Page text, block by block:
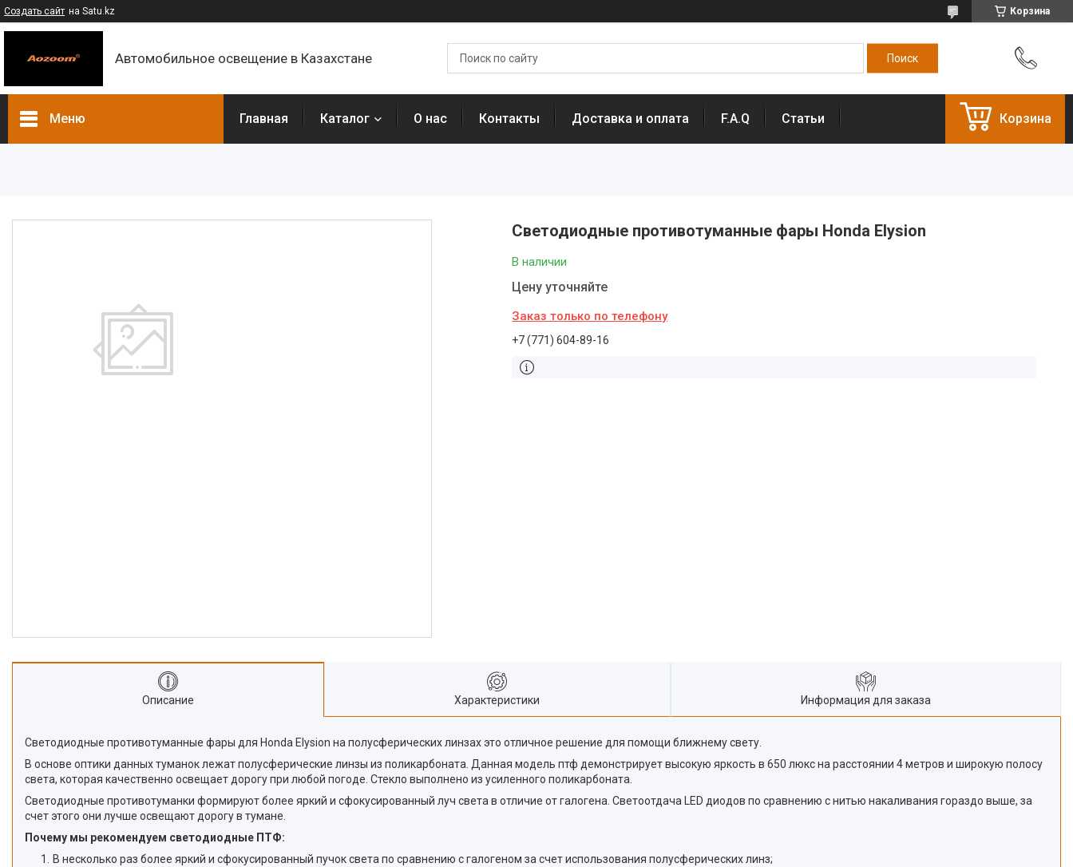
Создать сайт на Satu.kz Корзина
Автомобильное освещение в Казахстане
Меню Главная Каталог О нас Контакты Доставка и оплата F.A.Q Статьи Корзина
Светодиодные противотуманные фары Honda Elysion
В наличии
Цену уточняйте
Заказ только по телефону
+7 (771) 604-89-16
Описание Характеристики Информация для заказа
Светодиодные противотуманные фары для Honda Elysion на полусферических линзах это отличное решение для помощи ближнему свету.
В основе оптики данных туманок лежат полусферические линзы из поликарбоната. Данная модель птф демонстрирует высокую яркость в 650 люкс на расстоянии 4 метров и широкую полосу
света, которая качественно освещает дорогу при любой погоде. Стекло выполнено из усиленного поликарбоната.
Светодиодные противотуманки формируют более яркий и сфокусированный луч света в отличие от галогена. Светоотдача LED диодов по сравнению с нитью накаливания гораздо выше, за
счет этого они лучше освещают дорогу в тумане.
Почему мы рекомендуем светодиодные ПТФ:
В несколько раз более яркий и сфокусированный пучок света по сравнению с галогеном за счет использования полусферических линз;